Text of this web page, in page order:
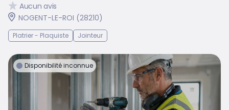
Aucun avis
NOGENT-LE-ROI (28210)
Platrier - Plaquiste Jointeur
Disponibilité inconnue